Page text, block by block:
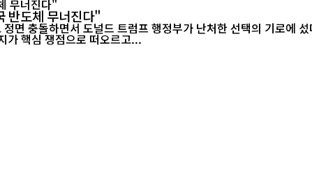
반도체 무너진다"
면 충돌하면서 도널드 트럼프 행정부가 난처한 선택의 기로에
가 핵심 쟁점으로 떠오르고...